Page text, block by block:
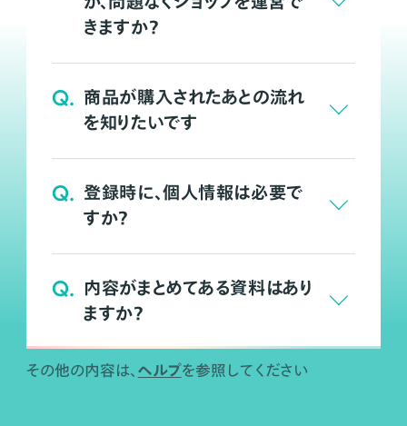
きますか？
Q. 商品が購入されたあとの流れ
を知りたいです
Q. 登録時に、個人情報は必要で
すか？
Q. 内容がまとめてある資料はあり
ますか？
その他の内容は、 ヘルプを参照してください